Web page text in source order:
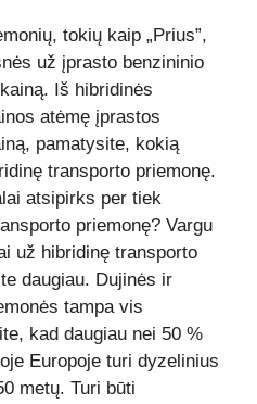
tokių kaip „Prius”,
už įprasto benzininio
Iš hibridinės
atėmę įprastos
pamatysite, kokią
transporto priemonę.
atsipirks per tiek
priemonę? Vargu
už hibridinę transporto
daugiau. Dujinės ir
tampa vis
kad daugiau nei 50 %
Europoje turi dyzelinius
metų. Turi būti